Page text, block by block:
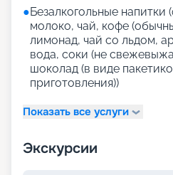
●Безалкогольные напитки
молоко, чай, кофе
лимонад, чай со льдом,
вода, соки (не
шоколад (в виде
приготовления))
Показать все услуги
Экскурсии